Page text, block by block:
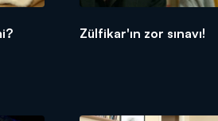
Zülfikar'ın zor sınavı!